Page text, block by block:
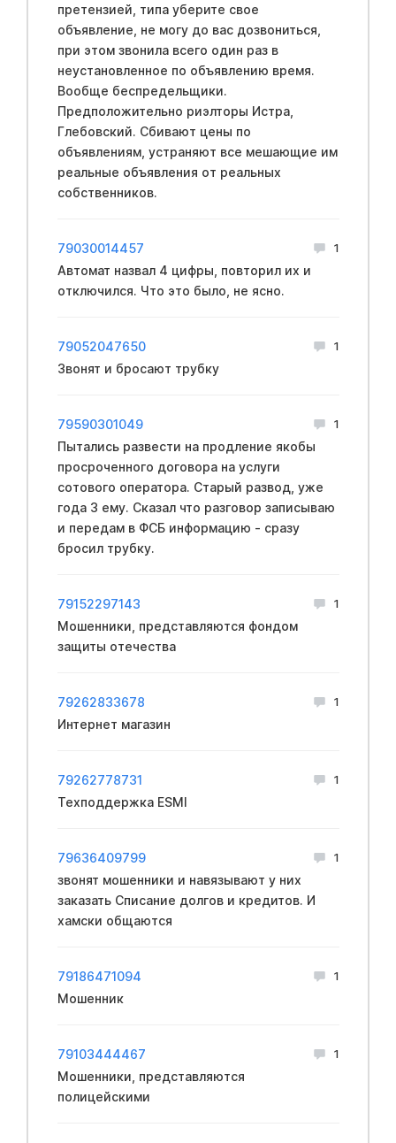
претензией, типа уберите свое
объявление, не могу до вас дозвониться,
при этом звонила всего один раз в
неустановленное по объявлению время.
Вообще беспредельщики.
Предположительно риэлторы Истра,
Глебовский. Сбивают цены по
объявлениям, устраняют все мешающие им
реальные объявления от реальных
собственников.
79030014457 1
Автомат назвал 4 цифры, повторил их и
отключился. Что это было, не ясно.
79052047650 1
Звонят и бросают трубку
79590301049 1
Пытались развести на продление якобы
просроченного договора на услуги
сотового оператора. Старый развод, уже
года 3 ему. Сказал что разговор записываю
и передам в ФCБ информацию - сразу
бросил трубку.
79152297143 1
Мошенники, представляются фондом
защиты отечества
79262833678 1
Интернет магазин
79262778731 1
Техподдержка ESMI
79636409799 1
звонят мошенники и навязывают у них
заказать Списание долгов и кредитов. И
хамски общаются
79186471094 1
Мошенник
79103444467 1
Мошенники, представляются
полицейскими